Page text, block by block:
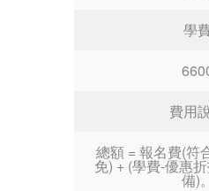
學
費用
總額 = 報名費(符
免) + (學費-優惠
備)